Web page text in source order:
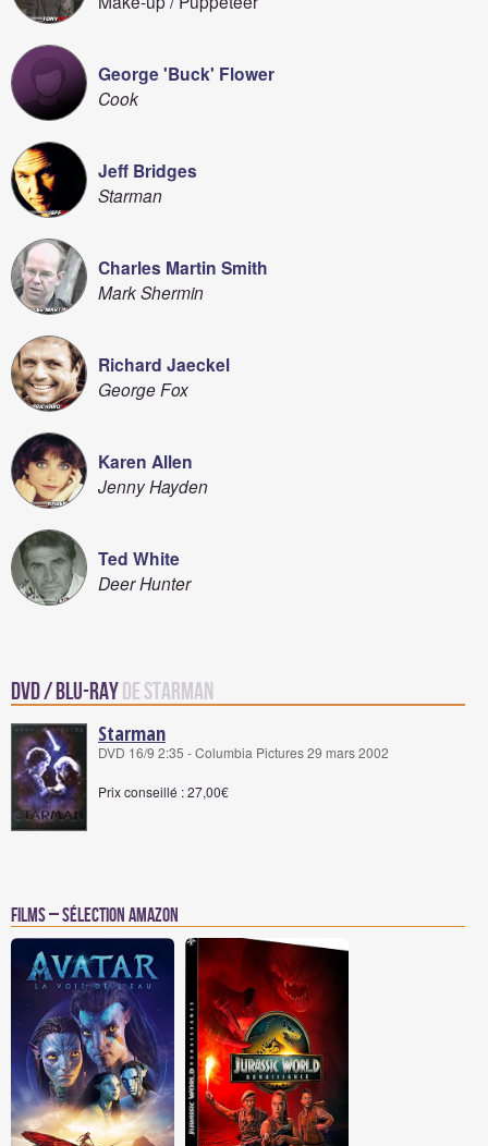
George 'Buck' Flower
Cook
Jeff Bridges
Starman
Charles Martin Smith
Mark Shermin
Richard Jaeckel
George Fox
Karen Allen
Jenny Hayden
Ted White
Deer Hunter
DVD / Blu-Rayde Starman
Starman
DVD 16/9 2:35 - Columbia Pictures 29 mars 2002
Prix conseillé : 27,00€
Films – Sélection Amazon